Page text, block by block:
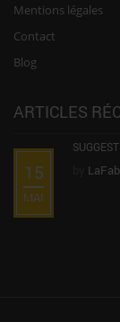
Mentions légales
Contact
Blog
ARTICLES
15
MAI